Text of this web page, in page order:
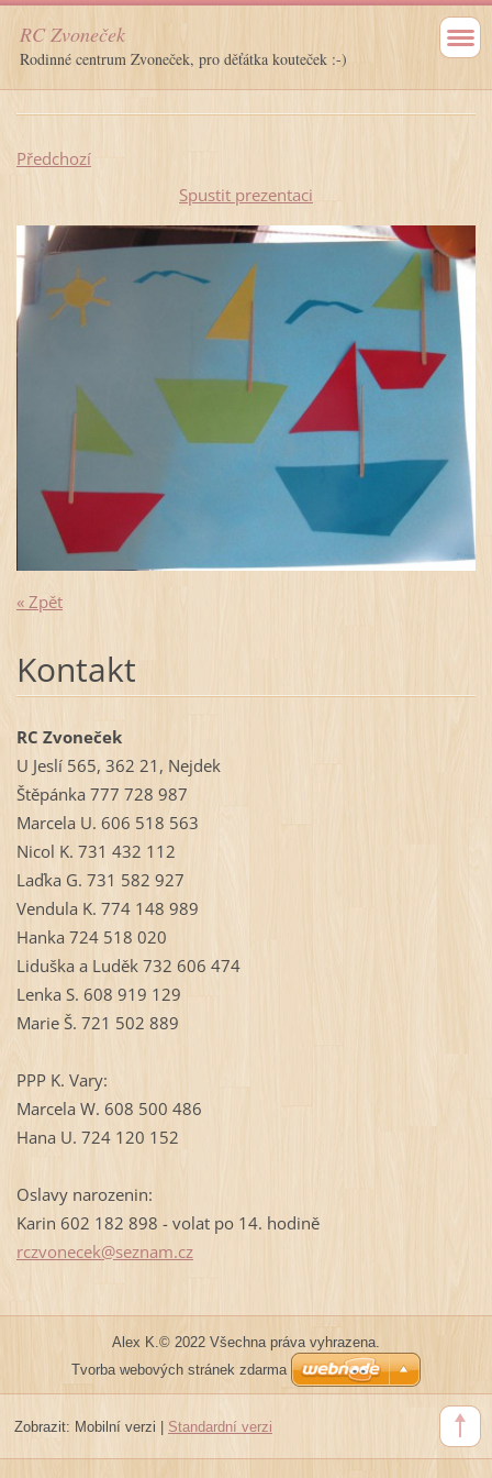
RC Zvoneček
Rodinné centrum Zvoneček, pro děťátka kouteček :-)
Předchozí
Spustit prezentaci
« Zpět
Kontakt
RC Zvoneček
U Jeslí 565, 362 21, Nejdek
Štěpánka 777 728 987
Marcela U. 606 518 563
Nicol K. 731 432 112
Laďka G. 731 582 927
Vendula K. 774 148 989
Hanka 724 518 020
Liduška a Luděk 732 606 474
Lenka S. 608 919 129
Marie Š. 721 502 889
PPP K. Vary:
Marcela W. 608 500 486
Hana U. 724 120 152
Oslavy narozenin:
Karin 602 182 898 - volat po 14. hodině
rczvonecek@seznam.cz
Alex K.© 2022 Všechna práva vyhrazena.
Tvorba webových stránek zdarma
Zobrazit: Mobilní verzi Standardní verzi